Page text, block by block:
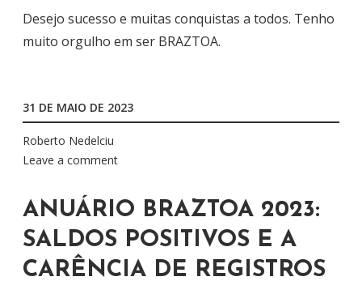
Desejo sucesso e muitas conquistas a todos. Tenho
muito orgulho em ser BRAZTOA.
31 DE MAIO DE 2023
Roberto Nedelciu
Leave a comment
ANUÁRIO BRAZTOA 2023:
SALDOS POSITIVOS E A
CARÊNCIA DE REGISTROS